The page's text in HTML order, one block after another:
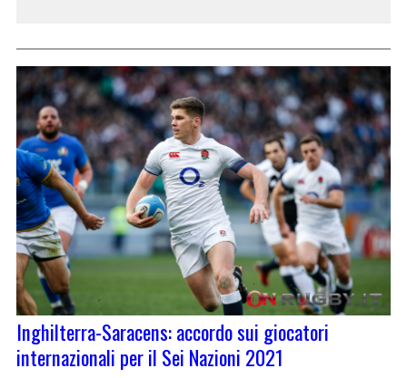
Inghilterra-Saracens: accordo sui giocatori
internazionali per il Sei Nazioni 2021